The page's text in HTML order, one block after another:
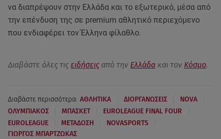
να διαπρέψουν στην Ελλάδα και το εξωτερικό, μέσα από
την επένδυση της σε premium αθλητικό περιεχόμενο
που ενδιαφέρει τον Έλληνα φίλαθλο.
Διαβάστε όλες τις ειδήσεις από την Ελλάδα και τον Κόσμο.
Διαβάστε περισσότερα: ΑΘΛΗΤΙΚΑ ΔΙΟΡΓΑΝΩΣΕΙΣ NOVA
ΟΛΥΜΠΙΑΚΟΣ ΜΠΑΣΚΕΤ EUROLEAGUE FINAL FOUR
EUROLEAGUE ΜΕΤΑΔΟΣΗ NOVASPORTS
ΓΙΩΡΓΟΣ ΜΠΑΡΤΖΩΚΑΣ